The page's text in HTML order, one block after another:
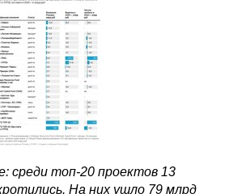
среди топ-20 проектов 13
На них ушло 79 млрд